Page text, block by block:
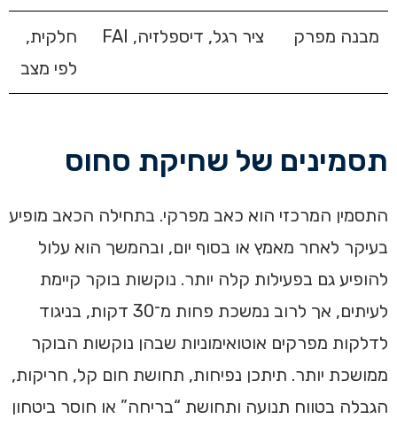
מבנה מפרק ציר רגל, דיספלזיה, FAI
חלקית,
לפי מצב
תסמינים של שחיקת סחוס
התסמין המרכזי הוא כאב מפרקי. בתחילה הכאב מופיע
בעיקר לאחר מאמץ או בסוף יום, ובהמשך הוא עלול
להופיע גם בפעילות קלה יותר. נוקשות בוקר קיימת
לעיתים, אך לרוב נמשכת פחות מ־30 דקות, בניגוד
לדלקות מפרקים אוטואימוניות שבהן נוקשות הבוקר
ממושכת יותר. תיתכן נפיחות, תחושת חום קל, חריקות,
הגבלה בטווח תנועה ותחושת “בריחה” או חוסר ביטחון